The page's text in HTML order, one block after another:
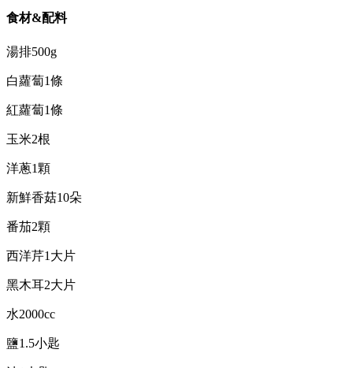
食材&配料
湯排500g
白蘿蔔1條
紅蘿蔔1條
玉米2根
洋蔥1顆
新鮮香菇10朵
番茄2顆
西洋芹1大片
黑木耳2大片
水2000cc
鹽1.5小匙